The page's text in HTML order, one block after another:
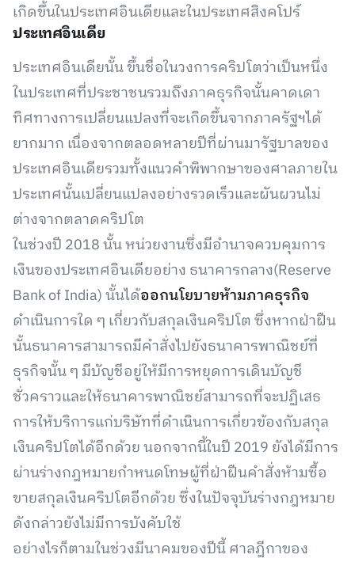
เกิดขึ้นในประเทศอินเดียและในประเทศสิงคโปร์
ประเทศอินเดีย
ประเทศอินเดียนั้น ขึ้นชื่อในวงการคริปโตว่าเป็นหนึ่ง
ในประเทศที่ประชาชนรวมถึงภาคธุรกิจนั้นคาดเดา
ทิศทางการเปลี่ยนแปลงที่จะเกิดขึ้นจากภาครัฐฯได้
ยากมาก เนื่องจากตลอดหลายปีที่ผ่านมารัฐบาลของ
ประเทศอินเดียรวมทั้งแนวคำพิพากษาของศาลภายใน
ประเทศนั้นเปลี่ยนแปลงอย่างรวดเร็วและผันผวนไม่
ต่างจากตลาดคริปโต
ในช่วงปี 2018 นั้น หน่วยงานซึ่งมีอำนาจควบคุมการ
เงินของประเทศอินเดียอย่าง ธนาคารกลาง(Reserve
Bank of India) นั้นได้ออกนโยบายห้ามภาคธุรกิจ
ดำเนินการใด ๆ เกี่ยวกับสกุลเงินคริปโต​ ซึ่งหากฝ่าฝืน
นั้นธนาคารสามารถมีคำสั่งไปยังธนาคารพาณิชย์ที่
ธุรกิจนั้น ๆ มีบัญชีอยู่ให้มีการหยุดการเดินบัญชี
ชั่วคราวและให้ธนาคารพาณิชย์สามารถที่จะปฏิเสธ
การให้บริการแก่บริษัทที่ดำเนินการเกี่ยวข้องกับสกุล
เงินคริปโตได้อีกด้วย นอกจากนี้ในปี 2019 ยังได้มีการ
ผ่านร่างกฎหมายกำหนดโทษผู้ที่ฝ่าฝืนคำสั่งห้ามซื้อ
ขายสกุลเงินคริปโตอีกด้วย ซึ่งในปัจจุบันร่างกฎหมาย
ดังกล่าวยังไม่มีการบังคับใช้
อย่างไรก็ตามในช่วงมีนาคมของปีนี้ ศาลฎีกาของ